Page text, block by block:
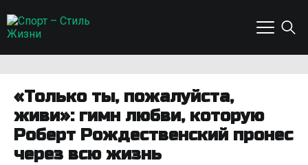
«Только ты, пожалуйста,
живи»: гимн любви, которую
Роберт Рождественский пронес
через всю жизнь